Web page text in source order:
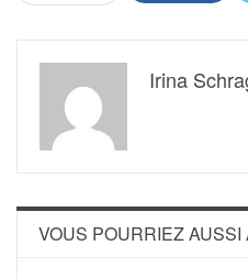
Irina
VOUS POURRIEZ AUSSI